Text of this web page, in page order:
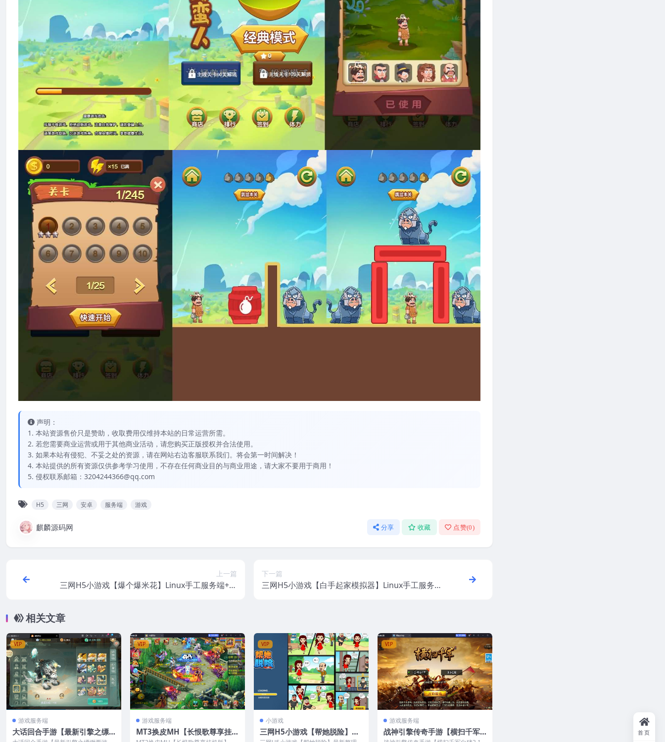
声明：
1. 本站资源售价只是赞助，收取费用仅维持本站的日常运营所需。
2. 若您需要商业运营或用于其他商业活动，请您购买正版授权并合法使用。
3. 如果本站有侵犯、不妥之处的资源，请在网站右边客服联系我们。将会第一时间解决！
4. 本站提供的所有资源仅供参考学习使用，不存在任何商业目的与商业用途，请大家不要用于商用！
5. 侵权联系邮箱：3204244366@qq.com
H5 三网 安卓 服务端 游戏
麒麟源码网 分享 收藏 点赞(0)
上一篇
三网H5小游戏【爆个爆米花】Linux手工服务端+安
下一篇
三网H5小游戏【白手起家模拟器】Linux手工服务端
相关文章
VIP
游戏服务端
大话回合手游【最新引擎之缥
VIP
游戏服务端
MT3换皮MH【长恨歌尊享挂机
VIP
小游戏
三网H5小游戏【帮她脱险】最
VIP
游戏服务端
战神引擎传奇手游【横扫千军
首页